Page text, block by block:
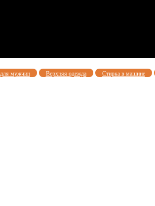
мужчин Верхняя одежда Стирка в машине